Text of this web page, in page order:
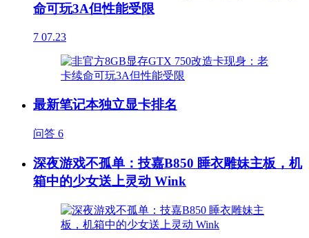
命可玩3A但性能受限
7 07.23
最新笔记本独立显卡排名
问答 6
深夜游戏不孤单：技嘉B850 睡衣雕妹主板，机
箱中的少女送上灵动 Wink